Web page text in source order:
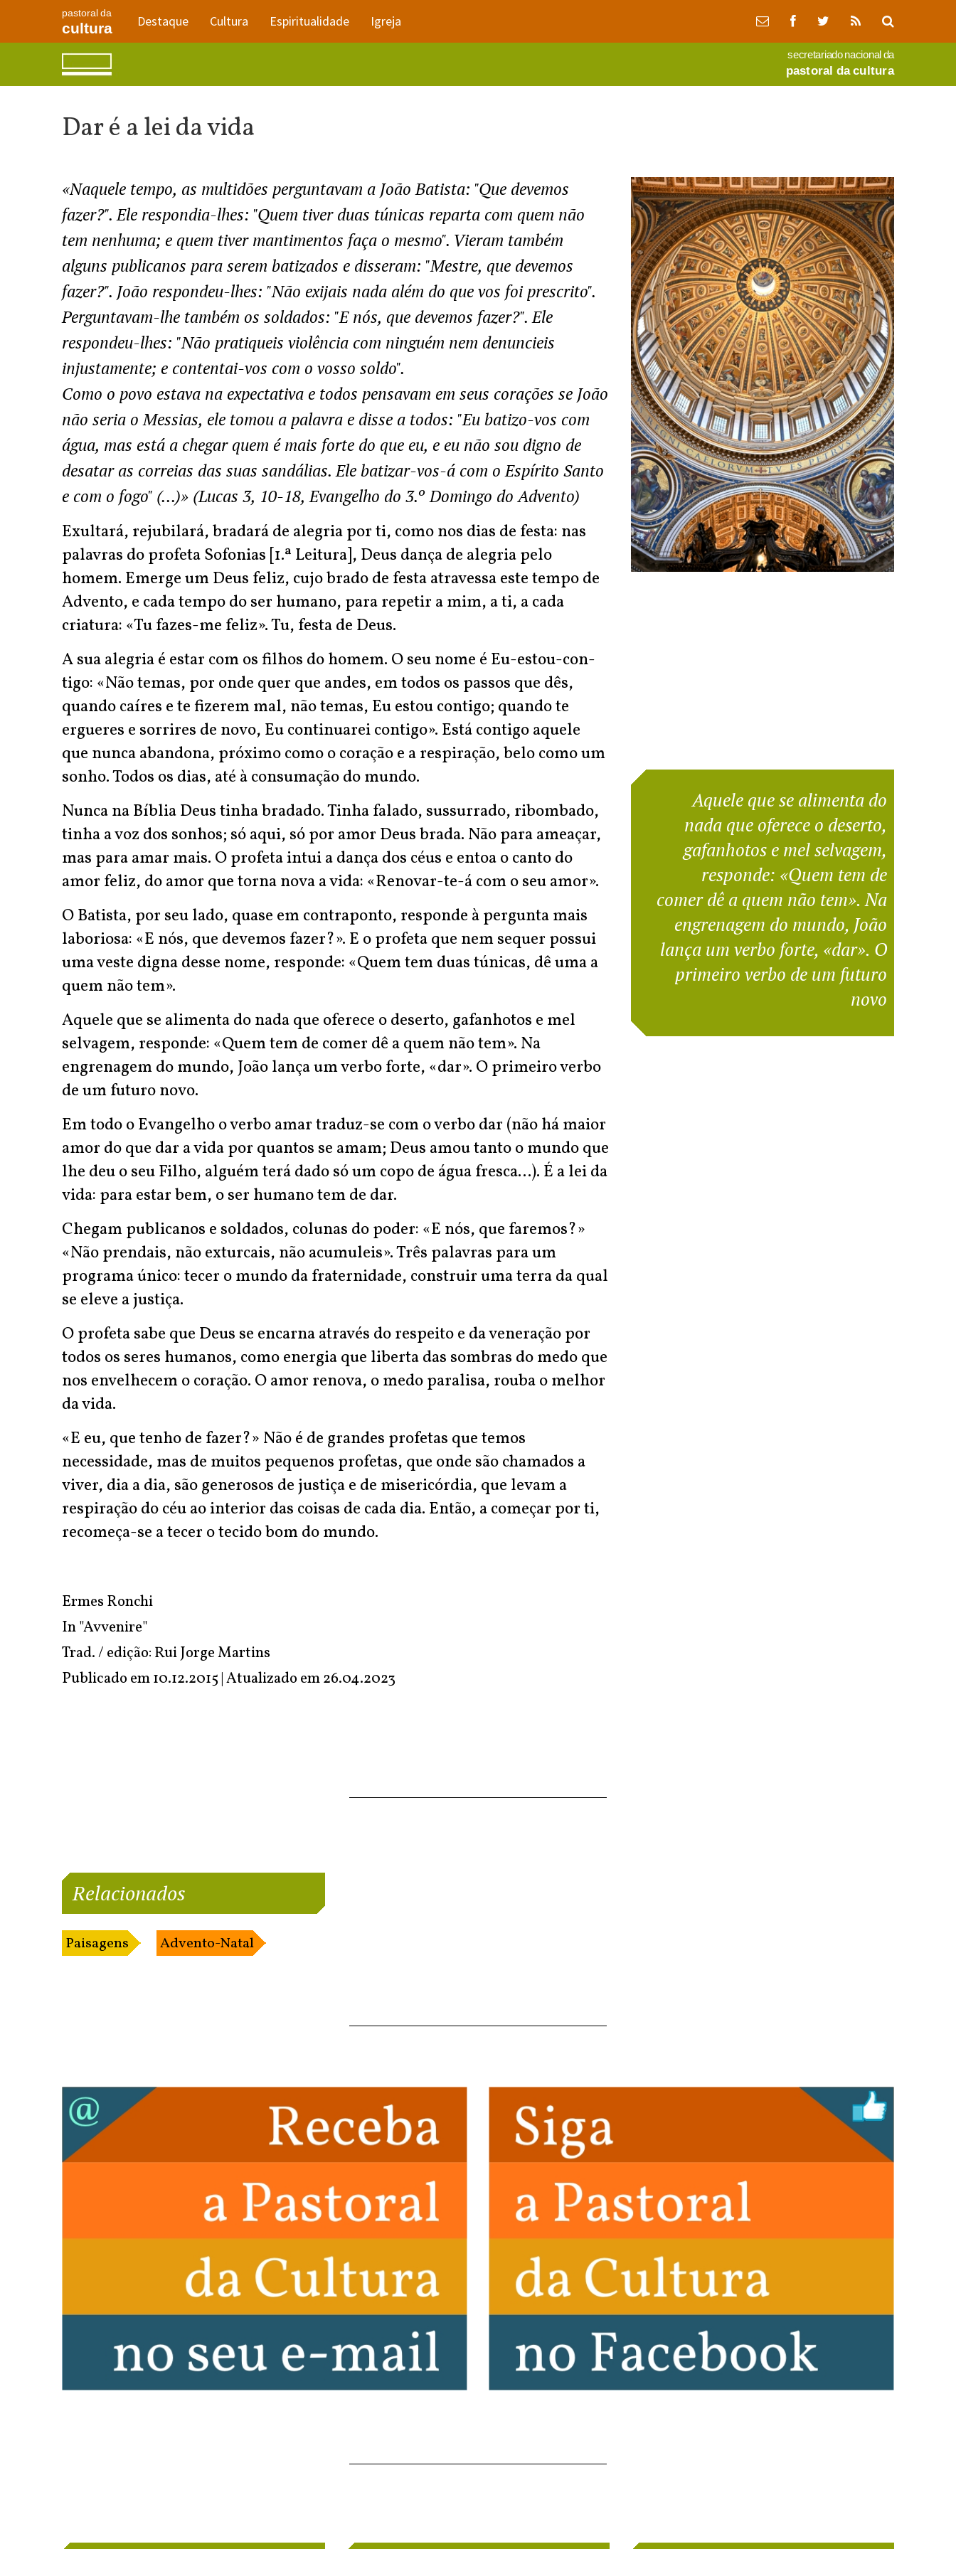
pastoral da
cultura Destaque Cultura Espiritualidade Igreja
secretariado nacional da
pastoral da cultura
Dar é a lei da vida
«Naquele tempo, as multidões perguntavam a João Batista: "Que devemos
fazer?". Ele respondia-lhes: "Quem tiver duas túnicas reparta com quem não
tem nenhuma; e quem tiver mantimentos faça o mesmo". Vieram também
alguns publicanos para serem batizados e disseram: "Mestre, que devemos
fazer?". João respondeu-lhes: "Não exijais nada além do que vos foi prescrito".
Perguntavam-lhe também os soldados: "E nós, que devemos fazer?". Ele
respondeu-lhes: "Não pratiqueis violência com ninguém nem denuncieis
injustamente; e contentai-vos com o vosso soldo".
Como o povo estava na expectativa e todos pensavam em seus corações se João
não seria o Messias, ele tomou a palavra e disse a todos: "Eu batizo-vos com
água, mas está a chegar quem é mais forte do que eu, e eu não sou digno de
desatar as correias das suas sandálias. Ele batizar-vos-á com o Espírito Santo
e com o fogo" (...)» (Lucas 3, 10-18, Evangelho do 3.º Domingo do Advento)
Exultará, rejubilará, bradará de alegria por ti, como nos dias de festa: nas
palavras do profeta Sofonias [1.ª Leitura], Deus dança de alegria pelo
homem. Emerge um Deus feliz, cujo brado de festa atravessa este tempo de
Advento, e cada tempo do ser humano, para repetir a mim, a ti, a cada
criatura: «Tu fazes-me feliz». Tu, festa de Deus.
A sua alegria é estar com os filhos do homem. O seu nome é Eu-estou-con-
tigo: «Não temas, por onde quer que andes, em todos os passos que dês,
quando caíres e te fizerem mal, não temas, Eu estou contigo; quando te
ergueres e sorrires de novo, Eu continuarei contigo». Está contigo aquele
que nunca abandona, próximo como o coração e a respiração, belo como um
sonho. Todos os dias, até à consumação do mundo.
Nunca na Bíblia Deus tinha bradado. Tinha falado, sussurrado, ribombado,
tinha a voz dos sonhos; só aqui, só por amor Deus brada. Não para ameaçar,
mas para amar mais. O profeta intui a dança dos céus e entoa o canto do
amor feliz, do amor que torna nova a vida: «Renovar-te-á com o seu amor».
O Batista, por seu lado, quase em contraponto, responde à pergunta mais
laboriosa: «E nós, que devemos fazer?». E o profeta que nem sequer possui
uma veste digna desse nome, responde: «Quem tem duas túnicas, dê uma a
quem não tem».
Aquele que se alimenta do nada que oferece o deserto, gafanhotos e mel
selvagem, responde: «Quem tem de comer dê a quem não tem». Na
engrenagem do mundo, João lança um verbo forte, «dar». O primeiro verbo
de um futuro novo.
Em todo o Evangelho o verbo amar traduz-se com o verbo dar (não há maior
amor do que dar a vida por quantos se amam; Deus amou tanto o mundo que
lhe deu o seu Filho, alguém terá dado só um copo de água fresca...). É a lei da
vida: para estar bem, o ser humano tem de dar.
Chegam publicanos e soldados, colunas do poder: «E nós, que faremos?»
«Não prendais, não exturcais, não acumuleis». Três palavras para um
programa único: tecer o mundo da fraternidade, construir uma terra da qual
se eleve a justiça.
O profeta sabe que Deus se encarna através do respeito e da veneração por
todos os seres humanos, como energia que liberta das sombras do medo que
nos envelhecem o coração. O amor renova, o medo paralisa, rouba o melhor
da vida.
«E eu, que tenho de fazer?» Não é de grandes profetas que temos
necessidade, mas de muitos pequenos profetas, que onde são chamados a
viver, dia a dia, são generosos de justiça e de misericórdia, que levam a
respiração do céu ao interior das coisas de cada dia. Então, a começar por ti,
recomeça-se a tecer o tecido bom do mundo.
Ermes Ronchi
In"Avvenire"
Trad. / edição: Rui Jorge Martins
Publicado em 10.12.2015 | Atualizado em26.04.2023
Aquele que se alimenta do
nada que oferece o deserto,
gafanhotos e mel selvagem,
responde: «Quem tem de
comer dê a quem não tem». Na
engrenagem do mundo, João
lança um verbo forte, «dar». O
primeiro verbo de um futuro
novo
Relacionados
Paisagens Advento-Natal